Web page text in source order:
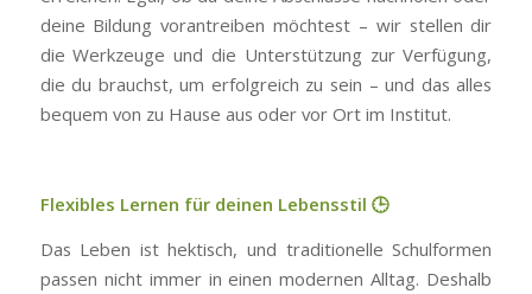
deine Bildung vorantreiben möchtest – wir stellen dir
die Werkzeuge und die Unterstützung zur Verfügung,
die du brauchst, um erfolgreich zu sein – und das alles
bequem von zu Hause aus oder vor Ort im Institut.
Flexibles Lernen für deinen Lebensstil 🕒
Das Leben ist hektisch, und traditionelle Schulformen
passen nicht immer in einen modernen Alltag. Deshalb